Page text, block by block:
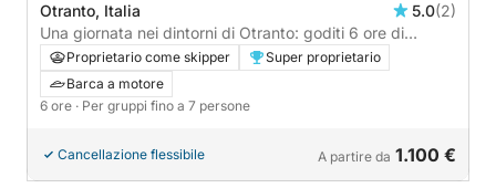
Otranto, Italia 5.0(2)
Una giornata nei dintorni di Otranto: goditi 6 ore di
esplorazione a bordo di un motoscafo.
Proprietario come skipper
Super proprietario
Barca a motore
6 ore · Per gruppi fino a 7 persone
Cancellazione flessibile A partire da 1.100 €